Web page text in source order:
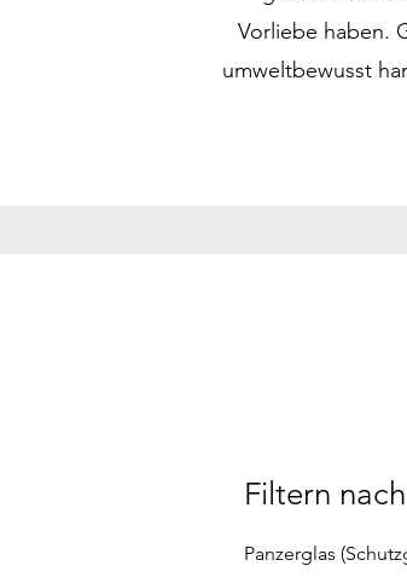
Vorliebe haben.
umweltbewusst
Filtern nach
Panzerglas